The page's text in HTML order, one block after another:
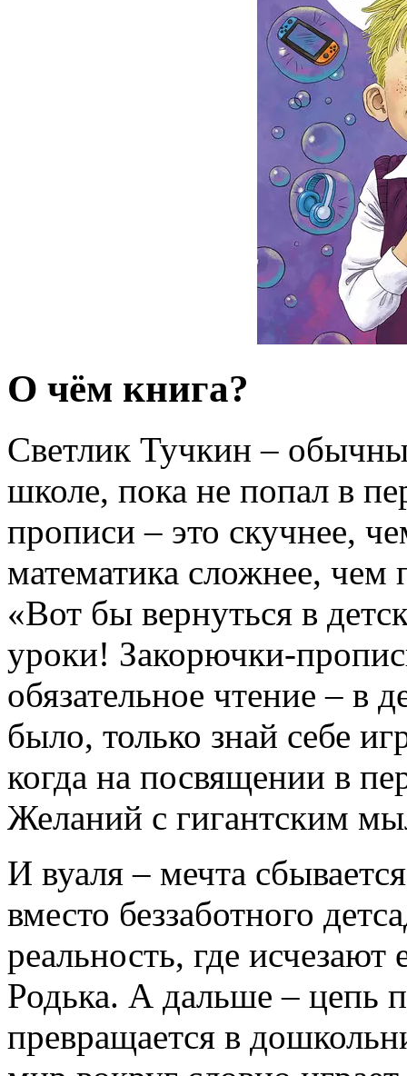
О чём книга?
Светлик Тучкин –
школе, пока не попал в
прописи – это скучнее,
математика сложнее,
«Вот бы вернуться в
уроки! Закорючки-
обязательное чтение – в
было, только знай себе
когда на посвящении в
Желаний с гигантским
И вуаля – мечта
вместо беззаботного
реальность, где
Родька. А дальше – цепь
превращается в